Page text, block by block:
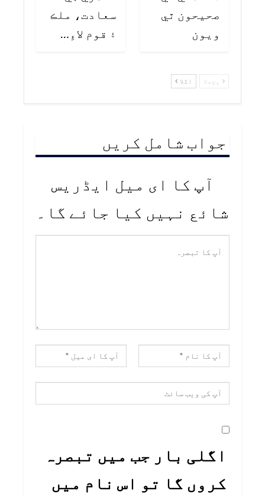
صحيحون ٿي
ويون
سعادت، ملڪ
۽ قوم لاءِ…
پچھلا اگلا
جواب شامل کریں
آپ کا ای میل ایڈریس
شائع نہیں کیا جائے گا۔
اگلی بار جب میں تبصرہ
کروں گا تو اس نام میں